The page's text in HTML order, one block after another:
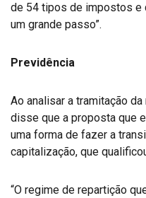
de 54 tipos de impostos e
um grande passo”.
Previdência
Ao analisar a tramitação
disse que a proposta que
uma forma de fazer a
capitalização, que
“O regime de repartição